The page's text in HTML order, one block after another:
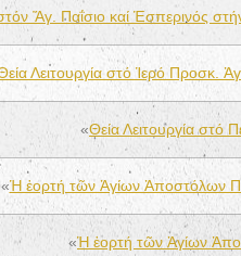
στόν Ἅγ. Παΐσιο καί Ἑσπερινός
Λειτουργία στό Ἱερό Προσκ.
«Θεία Λειτουργία στό
«Ἡ ἑορτή τῶν Ἁγίων Ἀποστόλων
«Ἡ ἑορτή τῶν Ἁγίων